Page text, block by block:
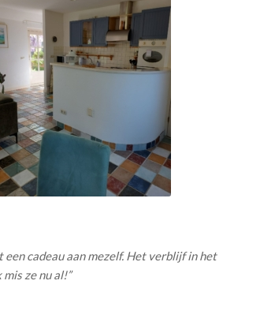
een cadeau aan mezelf. Het verblijf in het
ze nu al!”